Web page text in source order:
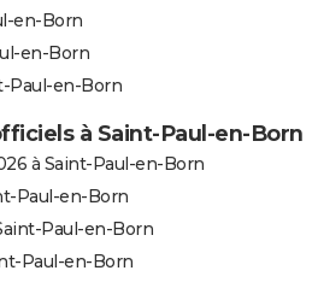
en-Born
en-Born
Paul-en-Born
à Saint-Paul-en-Born
à Saint-Paul-en-Born
Paul-en-Born
Paul-en-Born
Paul-en-Born